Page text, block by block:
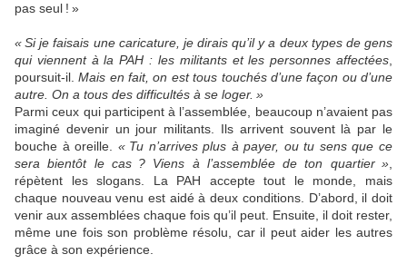
pas seul ! »
«Si je faisais une caricature, je dirais qu’il y a deux types de gens
qui viennent à laPAH : les militants et les personnes affectées,
poursuit-il.Mais en fait, on est tous touchés d’une façon ou d’une
autre. On a tous des difficultés à se loger. »
Parmi ceux qui participent à l’assemblée, beaucoup n’avaient pas
imaginé devenir un jour militants. Ils arrivent souvent là par le
bouche à oreille. « Tu n’arrives plus à payer, ou tu sens que ce
sera bientôt le cas ? Viens à l’assemblée de ton quartier »,
répètent les slogans. La PAH accepte tout le monde, mais
chaque nouveau venu est aidé à deux conditions. D’abord, il doit
venir aux assemblées chaque fois qu’il peut. Ensuite, il doit rester,
même une fois son problème résolu, car il peut aider les autres
grâce à son expérience.